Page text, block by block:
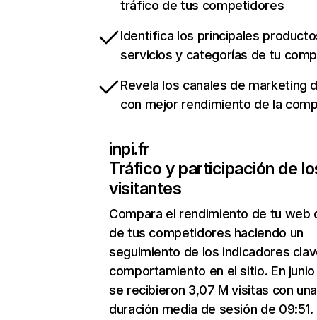
tráfico de tus competidores
Identifica los principales
servicios y categorías de tu
Revela los canales de marketing
con mejor rendimiento de la
inpi.fr
Tráfico y participación de
visitantes
Compara el rendimiento de tu web
de tus competidores haciendo un
seguimiento de los indicadores
comportamiento en el sitio. En
se recibieron 3,07 M visitas con una
duración media de sesión de 09:51.